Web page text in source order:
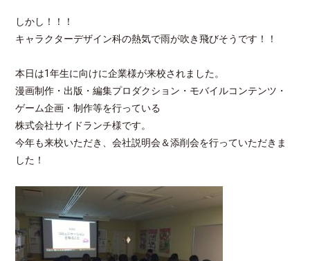
しかし！！！
キャラクターデザイン科の熱気で雨が吹き飛びそうです！！
本日は1年生に向けに企業様が来校されました。
漫画制作・出版・編集プロダクション・モバイルコンテンツ・
ゲーム企画・制作等を行っている
株式会社サイドランチ様です。
今年も来校いただき、会社説明会＆添削会を行っていただきま
した！